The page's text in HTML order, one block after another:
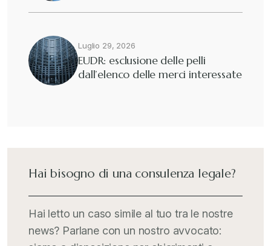
Luglio 29, 2026
EUDR: esclusione delle pelli
dall’elenco delle merci interessate
Hai bisogno di una consulenza legale?
Hai letto un caso simile al tuo tra le nostre
news? Parlane con un nostro avvocato: